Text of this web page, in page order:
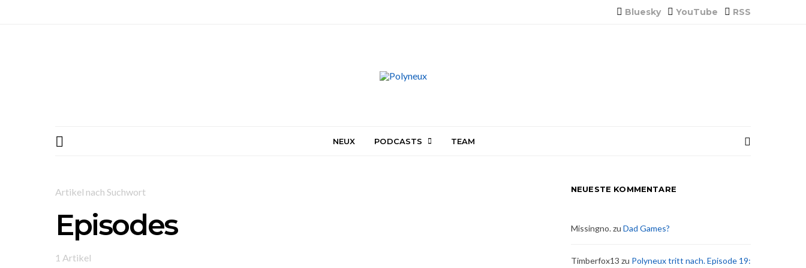
Bluesky YouTube RSS
NEUX PODCASTS TEAM
Artikel nach Suchwort
Episodes
1 Artikel
NEUESTE KOMMENTARE
Missingno.zu Dad Games?
Timberfox13 zu Polyneux tritt nach. Episode 19: